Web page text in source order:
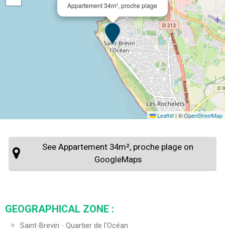
Appartement 34m², proche plage
Leaflet|©OpenStreetMap
See Appartement 34m², proche plage on
GoogleMaps
GEOGRAPHICAL ZONE :
Saint-Brevin - Quartier de l'Océan